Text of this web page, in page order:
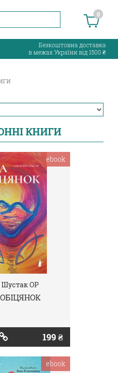
0
Безкоштовна доставка
в межах України від 1500 ₴
КНИГИ
OP
199 ₴
ebook
ebook